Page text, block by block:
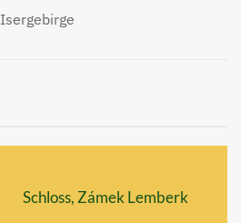
Isergebirge
Schloss, Zámek Lemberk